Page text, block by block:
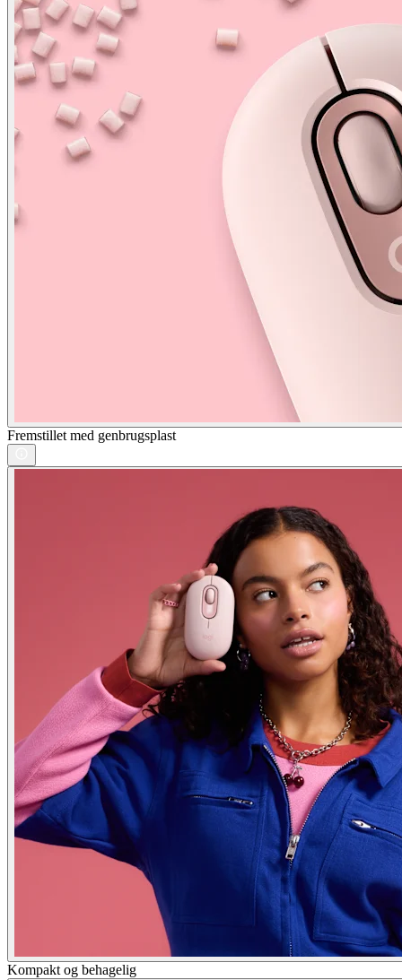
Fremstillet med genbrugsplast
Kompakt og behagelig